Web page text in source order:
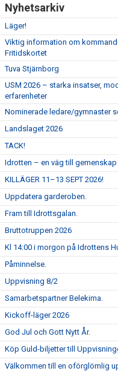
Nyhetsarkiv
Läger!
Viktig information om
Fritidskortet
Tuva Stjärnborg
USM 2026 – starka insatser,
erfarenheter
Nominerade ledare/gymnaster
Landslaget 2026
TACK!
Idrotten – en väg till
KILLÄGER 11–13 SEPT 2026!
Uppdatera garderoben.
Fram till Idrottsgalan.
Bruttotruppen 2026
Kl 14:00 i morgon på Idrottens
Påminnelse.
Uppvisning 8/2
Samarbetspartner Belekima.
Kickoff-läger 2026
God Jul och Gott Nytt År.
Köp Guld-biljetter till
Välkommen till en oförglömlig